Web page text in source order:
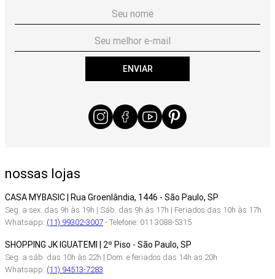
ENVIAR
nossas lojas
CASA MYBASIC | Rua Groenlândia, 1446 - São Paulo, SP
Seg. a sex. das 9h às 19h | Sáb. das 9h às 17h | Feriados das 10h às 17h
Whatsapp: (11) 99302-3007- Telefone: 011 3088-5315
SHOPPING JK IGUATEMI | 2º Piso - São Paulo, SP
Seg. a sáb. das 10h às 22h | Dom. e feriados das 14h as 20h
Whatsapp: (11) 94513-7283